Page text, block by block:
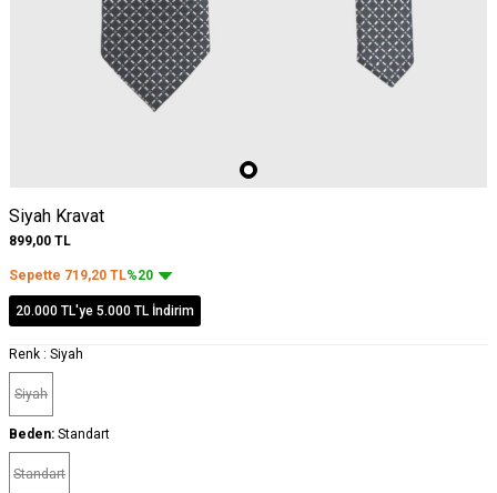
Siyah Kravat
899,00 TL
Sepette 719,20 TL%20
20.000 TL'ye 5.000 TL İndirim
Renk : Siyah
Siyah
Beden: Standart
Standart